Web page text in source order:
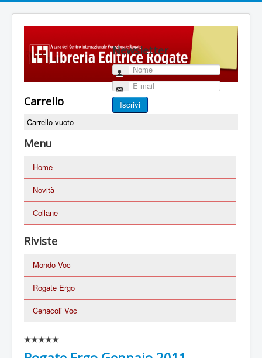
Newsletter
Nome
E-mail
Iscrivi
Carrello
Carrello vuoto
Menu
Home
Novità
Collane
Riviste
Mondo Voc
Rogate Ergo
Cenacoli Voc
V